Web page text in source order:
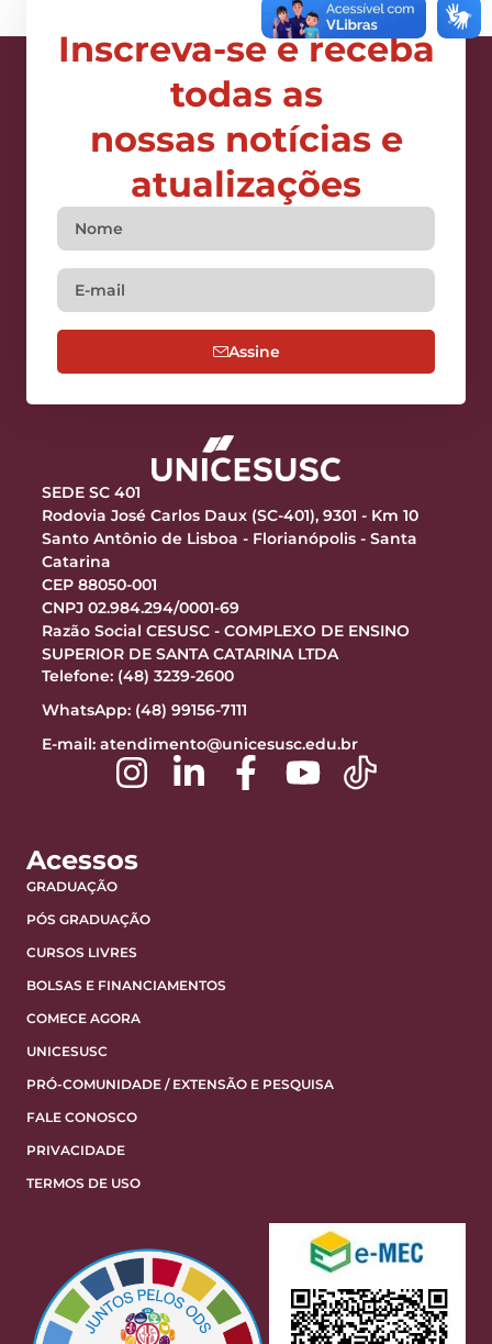
Inscreva-se e receba
todas as
nossas notícias e
atualizações
Assine
SEDE SC 401
Rodovia José Carlos Daux (SC-401), 9301 - Km 10
Santo Antônio de Lisboa - Florianópolis - Santa
Catarina
CEP 88050-001
CNPJ 02.984.294/0001-69
Razão Social CESUSC - COMPLEXO DE ENSINO
SUPERIOR DE SANTA CATARINA LTDA
Telefone: (48) 3239-2600
WhatsApp: (48) 99156-7111
E-mail: atendimento@unicesusc.edu.br
Acessos
GRADUAÇÃO
PÓS GRADUAÇÃO
CURSOS LIVRES
BOLSAS E FINANCIAMENTOS
COMECE AGORA
UNICESUSC
PRÓ-COMUNIDADE / EXTENSÃO E PESQUISA
FALE CONOSCO
PRIVACIDADE
TERMOS DE USO